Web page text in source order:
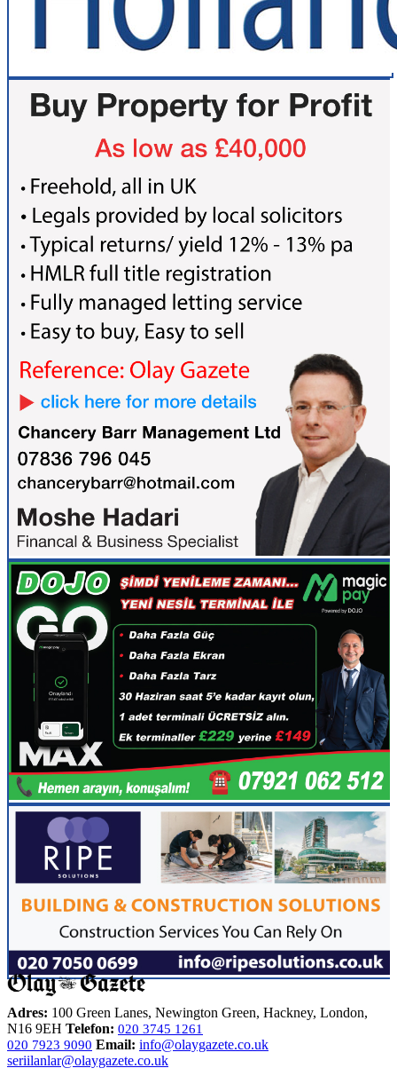
Adres: 100 Green Lanes, Newington Green, Hackney, London,
N16 9EH Telefon: 020 3745 1261
020 7923 9090 Email: info@olaygazete.co.uk
seriilanlar@olaygazete.co.uk